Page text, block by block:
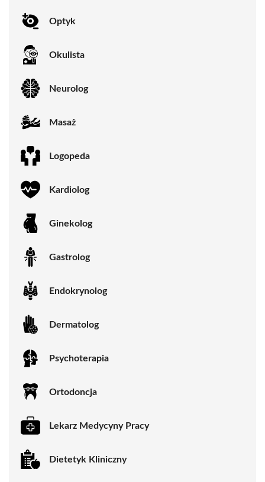
Optyk
Okulista
Neurolog
Masaż
Logopeda
Kardiolog
Ginekolog
Gastrolog
Endokrynolog
Dermatolog
Psychoterapia
Ortodoncja
Lekarz Medycyny Pracy
Dietetyk Kliniczny